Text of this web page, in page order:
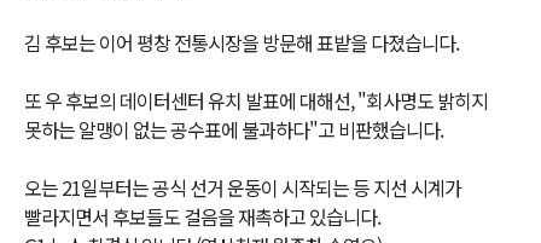
김 후보는 이어 평창 전통시장을 방문해 표밭을 다졌습니다.
또 우 후보의 데이터센터 유치 발표에 대해선, "회사명도 밝히지
못하는 알맹이 없는 공수표에 불과하다"고 비판했습니다.
오는 21일부터는 공식 선거 운동이 시작되는 등 지선 시계가
빨라지면서 후보들도 걸음을 재촉하고 있습니다.